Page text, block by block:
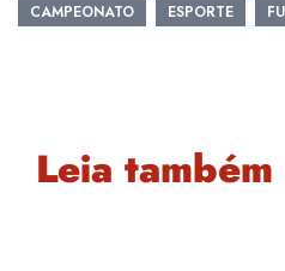
CAMPEONATO ESPORTE
Leia também